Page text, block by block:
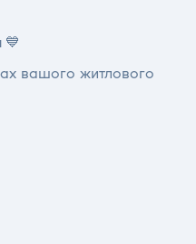
вашого житлового